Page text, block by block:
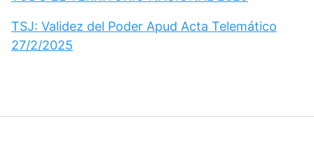
TSJ: Validez del Poder Apud Acta Telemático
27/2/2025